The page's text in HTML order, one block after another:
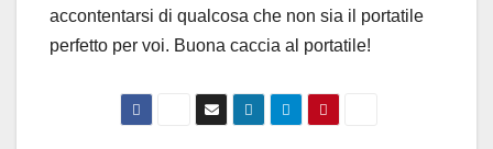
accontentarsi di qualcosa che non sia il portatile
perfetto per voi. Buona caccia al portatile!